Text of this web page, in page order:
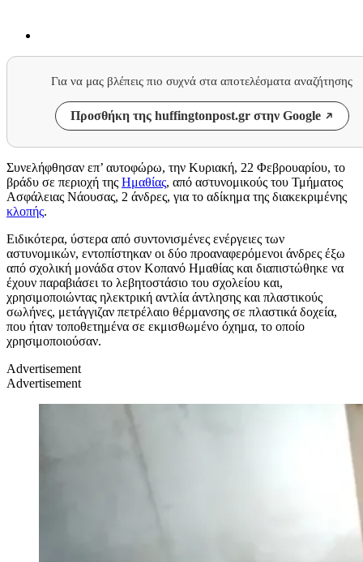
Για να μας βλέπεις πιο συχνά στα αποτελέσματα αναζήτησης
Προσθήκη της huffingtonpost.gr στην Google
Συνελήφθησαν επ’ αυτοφώρω, την Κυριακή, 22 Φεβρουαρίου, το
βράδυ σε περιοχή της Ημαθίας, από αστυνομικούς του Τμήματος
Ασφάλειας Νάουσας, 2 άνδρες, για το αδίκημα της διακεκριμένης
κλοπής.
Ειδικότερα, ύστερα από συντονισμένες ενέργειες των
αστυνομικών, εντοπίστηκαν οι δύο προαναφερόμενοι άνδρες έξω
από σχολική μονάδα στον Κοπανό Ημαθίας και διαπιστώθηκε να
έχουν παραβιάσει το λεβητοστάσιο του σχολείου και,
χρησιμοποιώντας ηλεκτρική αντλία άντλησης και πλαστικούς
σωλήνες, μετάγγιζαν πετρέλαιο θέρμανσης σε πλαστικά δοχεία,
που ήταν τοποθετημένα σε εκμισθωμένο όχημα, το οποίο
χρησιμοποιούσαν.
Advertisement
Advertisement